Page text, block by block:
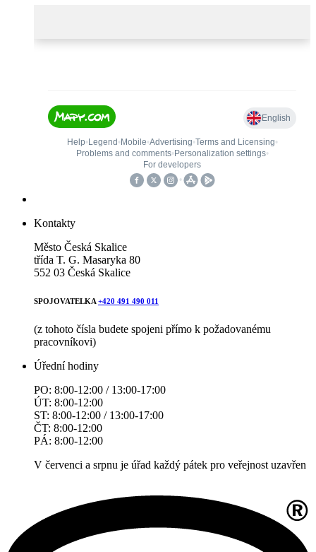
Kontakty
Město Česká Skalice
třída T. G. Masaryka 80
552 03 Česká Skalice
SPOJOVATELKA +420 491 490 011
(z tohoto čísla budete spojeni přímo k požadovanému
pracovníkovi)
Úřední hodiny
PO: 8:00-12:00 / 13:00-17:00
ÚT: 8:00-12:00
ST: 8:00-12:00 / 13:00-17:00
ČT: 8:00-12:00
PÁ: 8:00-12:00
V červenci a srpnu je úřad každý pátek pro veřejnost uzavřen